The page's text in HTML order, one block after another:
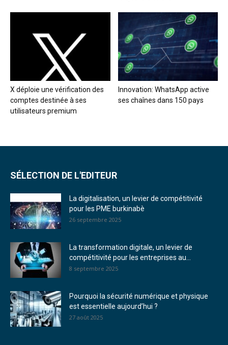
X déploie une vérification des
comptes destinée à ses
utilisateurs premium
Innovation: WhatsApp active
ses chaînes dans 150 pays
SÉLECTION DE L'EDITEUR
La digitalisation, un levier de compétitivité
pour les PME burkinabè
26 septembre 2025
La transformation digitale, un levier de
compétitivité pour les entreprises au...
8 septembre 2025
Pourquoi la sécurité numérique et physique
est essentielle aujourd’hui ?
27 août 2025